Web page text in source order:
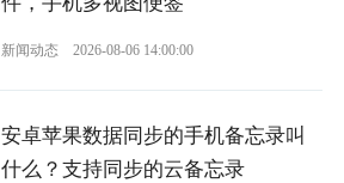
新闻动态 2026-08-06 14:00:00
安卓苹果数据同步的手机备忘录叫
什么？支持同步的云备忘录